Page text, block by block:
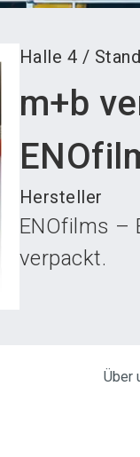
Halle 4 /
m+b
Hersteller
ENOfilms –
verpackt.
Über